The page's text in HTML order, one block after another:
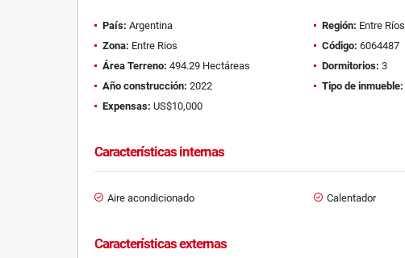
País: Argentina Región: Entre Ríos
Zona: Entre Rios Código: 6064487
Área Terreno: 494.29 Hectáreas Dormitorios: 3
Año construcción: 2022 Tipo de inmueble:
Expensas: US$10,000
Características internas
Aire acondicionado Calentador
Características externas